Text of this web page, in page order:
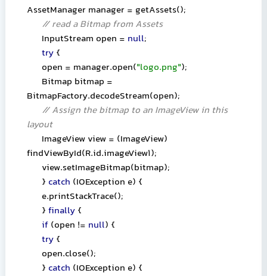
AssetManager manager = getAssets();
// read a Bitmap from Assets
InputStream open = null;
try {
open = manager.open("logo.png");
Bitmap bitmap =
BitmapFactory.decodeStream(open);
// Assign the bitmap to an ImageView in this
layout
ImageView view = (ImageView)
findViewById(R.id.imageView1);
view.setImageBitmap(bitmap);
} catch (IOException e) {
e.printStackTrace();
} finally {
if (open != null) {
try {
open.close();
} catch (IOException e) {